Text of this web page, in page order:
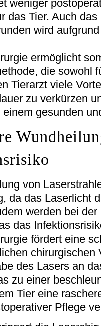
weniger
das Tier. Auch
wird
ermöglicht
die sowohl
Tierarzt viele
zu verkürzen
gesunden
von
da das Laserlicht
werden bei
das
fördert eine
chirurgischen
des Lasers an
zu einer
Tier eine
Pflege